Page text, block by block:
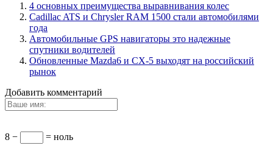
4 основных преимущества выравнивания колес
Cadillac ATS и Chrysler RAM 1500 стали автомобилями
года
Автомобильные GPS навигаторы это надежные
спутники водителей
Обновленные Mazda6 и CX-5 выходят на российский
рынок
Добавить комментарий
8 − = ноль